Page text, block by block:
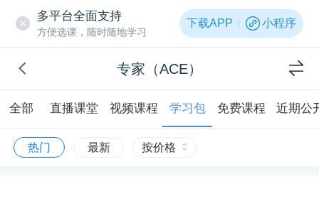
多平台全面支持
方便选课，随时随地学习
下载APP 小程序
专家（ACE）
全部 直播课堂 视频课程 学习包 免费课程 近期公
热门 最新 按价格